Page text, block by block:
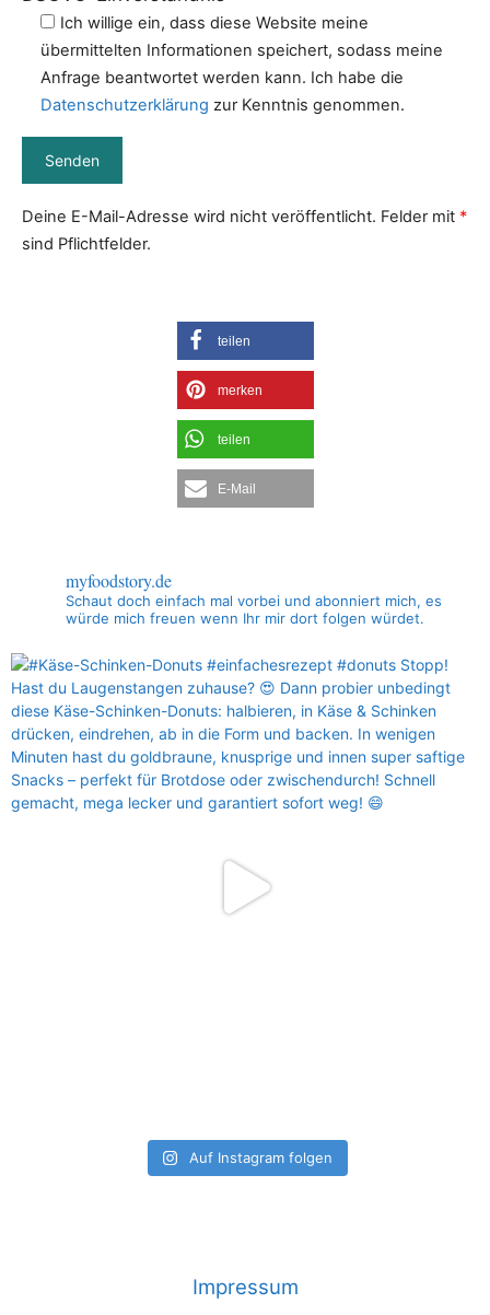
Ich willige ein, dass diese Website meine
übermittelten Informationen speichert, sodass meine
Anfrage beantwortet werden kann. Ich habe die
Datenschutzerklärung zur Kenntnis genommen.
Deine E-Mail-Adresse wird nicht veröffentlicht. Felder mit *
sind Pflichtfelder.
teilen
merken
teilen
E-Mail
myfoodstory.de
Schaut doch einfach mal vorbei und abonniert mich, es
würde mich freuen wenn Ihr mir dort folgen würdet.
Auf Instagram folgen
Impressum